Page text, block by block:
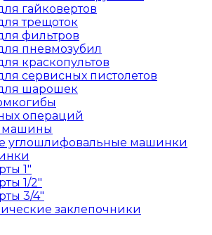
гайковертов
трещоток
фильтров
пневмозубил
краскопультов
сервисных пистолетов
шарошек
операций
машины
углошлифовальные машинки
1"
1/2"
3/4"
заклепочники